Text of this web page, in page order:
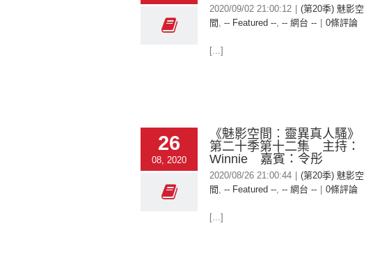
2020/09/02 21:00:12
(第20季) 魅影空
間 , -- Featured --, -- 網台 -- 0條評論
[...]
26
08, 2020
《魅影空間︰靈異真人騷》
第二十季第十二集 主持：
Winnie 嘉賓：令彤
2020/08/26 21:00:44
(第20季) 魅影空
間 , -- Featured --, -- 網台 -- 0條評論
[...]